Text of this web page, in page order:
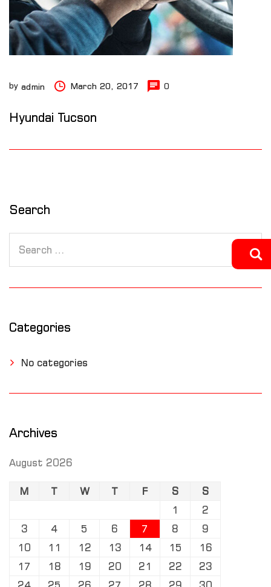
by admin March 20, 2017 0
Hyundai Tucson
Search
Categories
No categories
Archives
August 2026
M T W T F S
S
1
2
3
4 5 6 7 8
9
10
11 12 13 14 15
16
17
18 19 20 21 22
23